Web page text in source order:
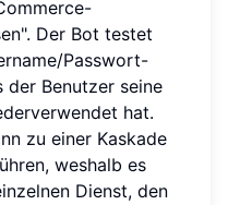
Der Bot testet
Passwort-
der Benutzer seine
hat.
zu einer Kaskade
weshalb es
Dienst, den